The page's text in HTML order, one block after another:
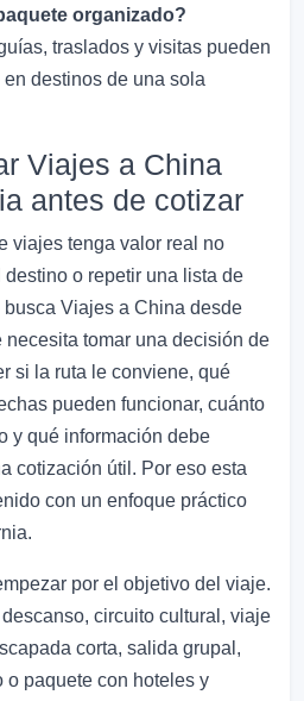
organizado?
traslados y visitas pueden
destinos de una sola
Viajes a China
antes de cotizar
viajes tenga valor real no
o repetir una lista de
busca Viajes a China desde
tomar una decisión de
si la ruta le conviene, qué
pueden funcionar, cuánto
y qué información debe
cotización útil. Por eso esta
con un enfoque práctico
por el objetivo del viaje.
circuito cultural, viaje
corta, salida grupal,
paquete con hoteles y